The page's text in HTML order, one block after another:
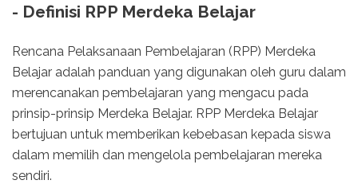
- Definisi RPP Merdeka Belajar
Rencana Pelaksanaan Pembelajaran (RPP) Merdeka
Belajar adalah panduan yang digunakan oleh guru dalam
merencanakan pembelajaran yang mengacu pada
prinsip-prinsip Merdeka Belajar. RPP Merdeka Belajar
bertujuan untuk memberikan kebebasan kepada siswa
dalam memilih dan mengelola pembelajaran mereka
sendiri.